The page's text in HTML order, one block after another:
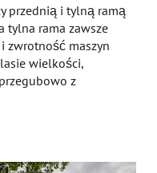
przednią i tylną ramą
tylna rama zawsze
zwrotność maszyn
wielkości,
z